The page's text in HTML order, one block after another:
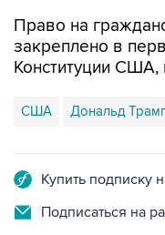
Право на
закреплено в
Конституции США,
США Дональд
Купить подписку
Подписаться на